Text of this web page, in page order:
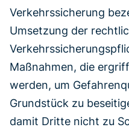
Verkehrssicherung
Umsetzung der
Maßnahmen, die
werden, um
Grundstück zu
damit Dritte nicht zu